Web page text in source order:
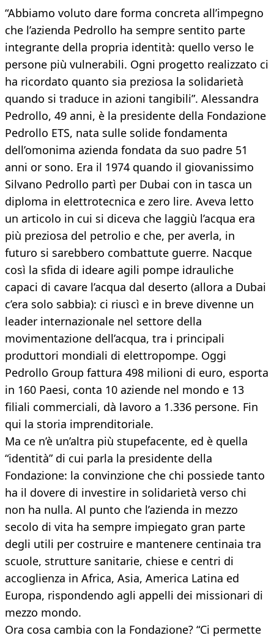
“Abbiamo voluto dare forma concreta all’impegno
che l’azienda Pedrollo ha sempre sentito parte
integrante della propria identità: quello verso le
persone più vulnerabili. Ogni progetto realizzato ci
ha ricordato quanto sia preziosa la solidarietà
quando si traduce in azioni tangibili”. Alessandra
Pedrollo, 49 anni, è la presidente della Fondazione
Pedrollo ETS, nata sulle solide fondamenta
dell’omonima azienda fondata da suo padre 51
anni or sono. Era il 1974 quando il giovanissimo
Silvano Pedrollo partì per Dubai con in tasca un
diploma in elettrotecnica e zero lire. Aveva letto
un articolo in cui si diceva che laggiù l’acqua era
più preziosa del petrolio e che, per averla, in
futuro si sarebbero combattute guerre. Nacque
così la sfida di ideare agili pompe idrauliche
capaci di cavare l’acqua dal deserto (allora a Dubai
c’era solo sabbia): ci riuscì e in breve divenne un
leader internazionale nel settore della
movimentazione dell’acqua, tra i principali
produttori mondiali di elettropompe. Oggi
Pedrollo Group fattura 498 milioni di euro, esporta
in 160 Paesi, conta 10 aziende nel mondo e 13
filiali commerciali, dà lavoro a 1.336 persone. Fin
qui la storia imprenditoriale.
Ma ce n’è un’altra più stupefacente, ed è quella
“identità” di cui parla la presidente della
Fondazione: la convinzione che chi possiede tanto
ha il dovere di investire in solidarietà verso chi
non ha nulla. Al punto che l’azienda in mezzo
secolo di vita ha sempre impiegato gran parte
degli utili per costruire e mantenere centinaia tra
scuole, strutture sanitarie, chiese e centri di
accoglienza in Africa, Asia, America Latina ed
Europa, rispondendo agli appelli dei missionari di
mezzo mondo.
Ora cosa cambia con la Fondazione? “Ci permette